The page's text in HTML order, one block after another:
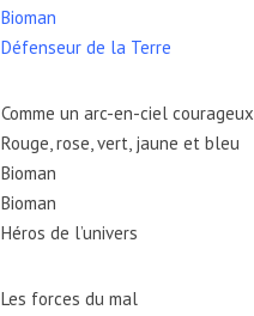
Bioman
Défenseur de la Terre
Comme un arc-en-ciel courageux
Rouge, rose, vert, jaune et bleu
Bioman
Bioman
Héros de l’univers
Les forces du mal